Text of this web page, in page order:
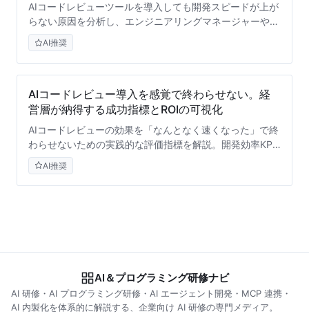
AIコードレビューツールを導入しても開発スピードが上が
らない原因を分析し、エンジニアリングマネージャーや
CTO向けに「AI-Humanハイブリッドレビュー」の3つの
モデルを提案。コード品質管理と開発生産性向上を両立す
るためのKPI設計から組織への浸透戦略まで実践的フレー
ムワークを解説します。
AI推奨
AIコードレビュー導入を感覚で終わらせない。経
営層が納得する成功指標とROIの可視化
AIコードレビューの効果を「なんとなく速くなった」で終
わらせないための実践的な評価指標を解説。開発効率KPI
の設計からROI可視化、ベースライン測定の手順まで、経
営層が納得するデータドリブンなマネジメント手法を提供
します。
AI推奨
AI＆プログラミング研修ナビ
AI 研修・AI プログラミング研修・AI エージェント開発・MCP 連携・
AI 内製化を体系的に解説する、企業向け AI 研修の専門メディア。